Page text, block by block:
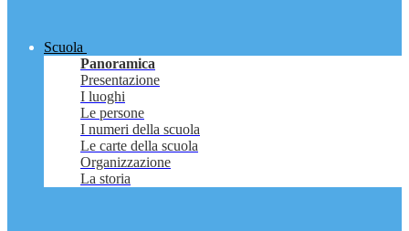
Scuola
Panoramica
Presentazione
I luoghi
Le persone
I numeri della scuola
Le carte della scuola
Organizzazione
La storia